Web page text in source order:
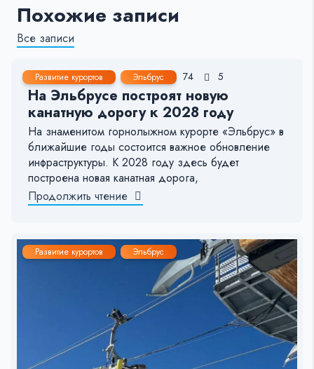
Похожие записи
Все записи
Развитие курортов Эльбрус
4 Дек, 2024 2-3 мин. 74 5
На Эльбрусе построят новую
канатную дорогу к 2028 году
На знаменитом горнолыжном курорте «Эльбрус» в
ближайшие годы состоится важное обновление
инфраструктуры. К 2028 году здесь будет
построена новая канатная дорога,
Продолжить чтение
Развитие курортов Эльбрус